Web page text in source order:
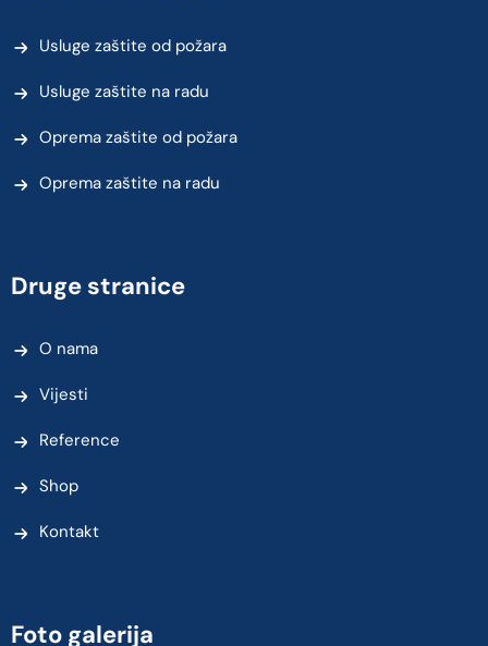
Usluge zaštite od požara
Usluge zaštite na radu
Oprema zaštite od požara
Oprema zaštite na radu
Druge stranice
O nama
Vijesti
Reference
Shop
Kontakt
Foto galerija